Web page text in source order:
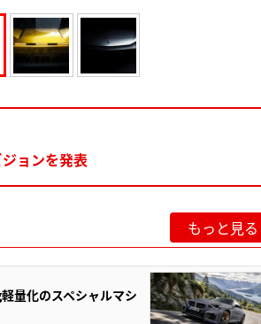
ョンを発表
もっと見る
量化のスペシャルマシ